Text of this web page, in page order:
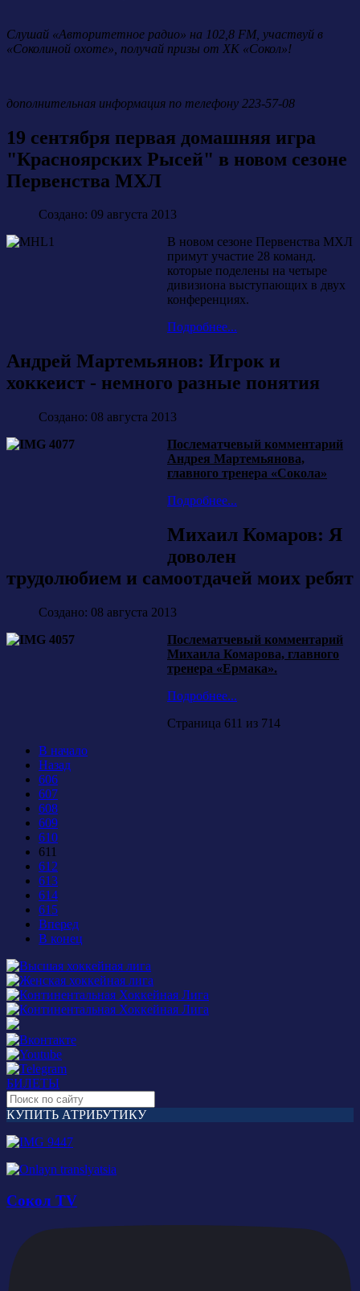
Слушай «Авторитетное радио» на 102,8 FM, участвуй в
«Соколиной охоте», получай призы от ХК «Сокол»!
дополнительная информация по телефону 223-57-08
19 сентября первая домашняя игра
"Красноярских Рысей" в новом сезоне
Первенства МХЛ
Создано: 09 августа 2013
В новом сезоне Первенства МХЛ
примут участие 28 команд.
которые поделены на четыре
дивизиона выступающих в двух
конференциях.
Подробнее...
Андрей Мартемьянов: Игрок и
хоккеист - немного разные понятия
Создано: 08 августа 2013
Послематчевый комментарий
Андрея Мартемьянова,
главного тренера «Сокола»
Подробнее...
Михаил Комаров: Я
доволен
трудолюбием и самоотдачей моих ребят
Создано: 08 августа 2013
Послематчевый комментарий
Михаила Комарова, главного
тренера «Ермака».
Подробнее...
Страница 611 из 714
В начало
Назад
606
607
608
609
610
611
612
613
614
615
Вперед
В конец
БИЛЕТЫ
КУПИТЬ АТРИБУТИКУ
Сокол TV